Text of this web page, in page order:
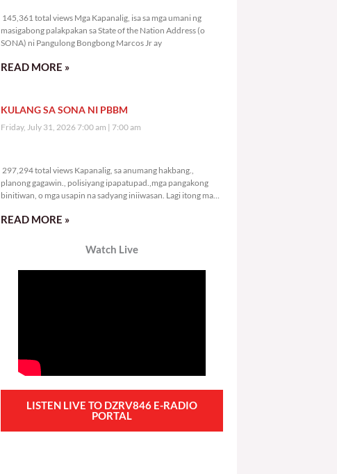
145,361 total views Mga Kapanalig, isa sa mga umani ng
masigabong palakpakan sa State of the Nation Address (o
SONA) ni Pangulong Bongbong Marcos Jr ay
READ MORE »
KULANG SA SONA NI PBBM
Friday, July 31, 2026 7:00 am 7:00 am
297,294 total views Kapanalig, sa anumang hakbang.,
planong gagawin., polisiyang ipapatupad.,mga pangakong
binitiwan, o mga usapin na sadyang iniiwasan. Lagi itong may
READ MORE »
Watch Live
LISTEN LIVE TO DZRV846 E-RADIO
PORTAL